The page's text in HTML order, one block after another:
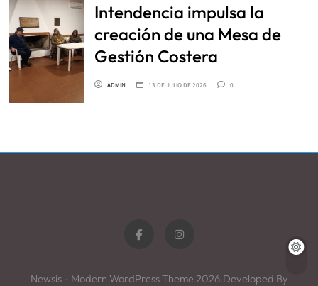
Intendencia impulsa la
creación de una Mesa de
Gestión Costera
ADMIN 13 DE JULIO DE 2026 0
Newsis - Modern WordPress Theme 2026.Developed By